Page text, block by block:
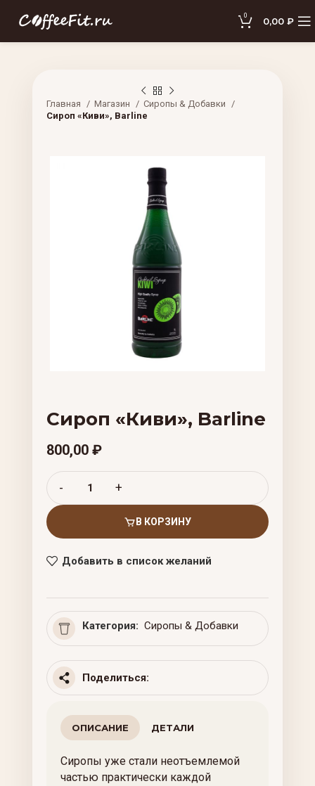
0 0,00 ₽
Главная Магазин
Сиропы & Добавки
Сироп «Киви», Barline
Сироп «Киви», Barline
800,00 ₽
В КОРЗИНУ
Добавить в список желаний
Категория: Сиропы & Добавки
Поделиться:
ОПИСАНИЕ ДЕТАЛИ
Сиропы уже стали неотъемлемой
частью практически каждой